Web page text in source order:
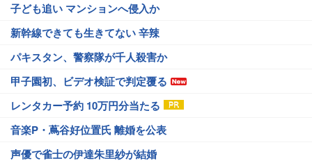
子ども追い マンションへ侵入か
新幹線できても生きてない 辛辣
パキスタン、警察隊が千人殺害か
甲子園初、ビデオ検証で判定覆る
レンタカー予約 10万円分当たる
音楽P・蔦谷好位置氏 離婚を公表
声優で雀士の伊達朱里紗が結婚